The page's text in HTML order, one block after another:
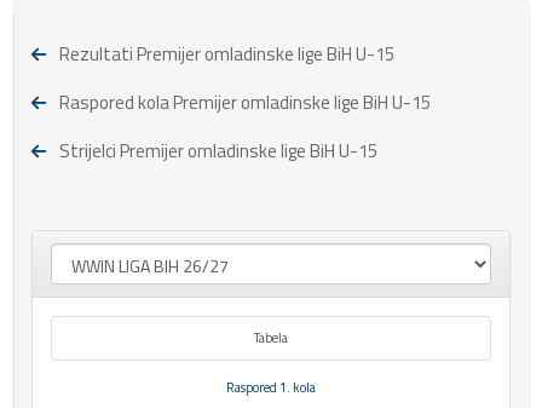
Rezultati Premijer omladinske lige BiH U-15
Raspored kola Premijer omladinske lige BiH U-15
Strijelci Premijer omladinske lige BiH U-15
Tabela
Raspored 1. kola